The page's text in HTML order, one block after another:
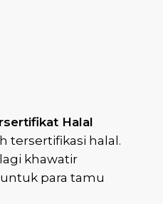
Halal
tersertifikasi halal.
khawatir
para tamu